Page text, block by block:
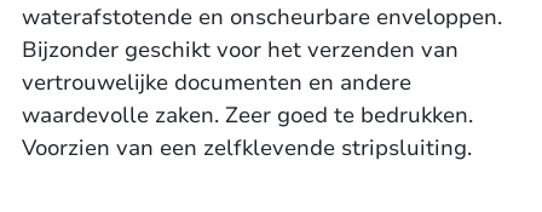
waterafstotende en onscheurbare enveloppen.
Bijzonder geschikt voor het verzenden van
vertrouwelijke documenten en andere
waardevolle zaken. Zeer goed te bedrukken.
Voorzien van een zelfklevende stripsluiting.